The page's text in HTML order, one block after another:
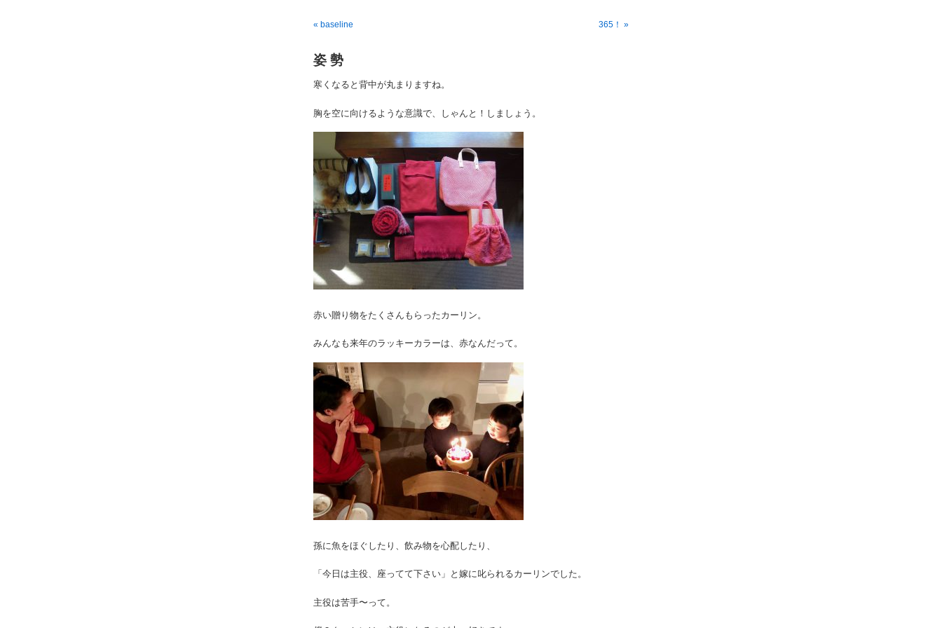
« baseline 365！ »
姿 勢
寒くなると背中が丸まりますね。
胸を空に向けるような意識で、しゃんと！しましょう。
赤い贈り物をたくさんもらったカーリン。
みんなも来年のラッキーカラーは、赤なんだって。
孫に魚をほぐしたり、飲み物を心配したり、
「今日は主役、座ってて下さい」と嫁に叱られるカーリンでした。
主役は苦手〜って。